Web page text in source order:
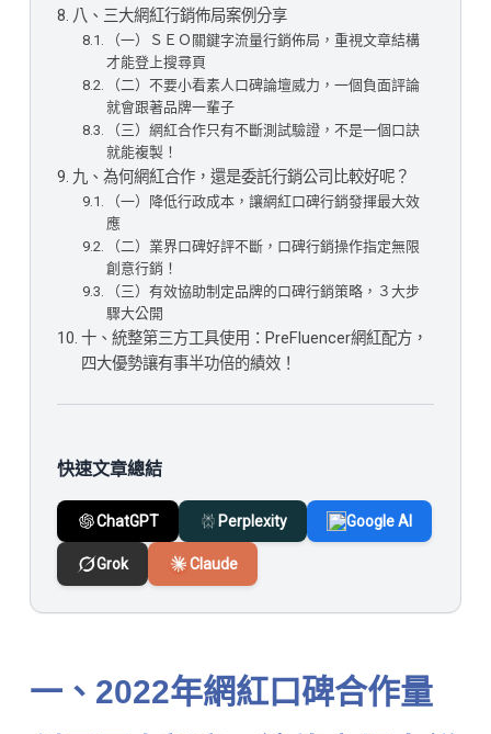
八、三大網紅行銷佈局案例分享
（一）ＳＥＯ關鍵字流量行銷佈局，重視文章結構
才能登上搜尋頁
（二）不要小看素人口碑論壇威力，一個負面評論
就會跟著品牌一輩子
（三）網紅合作只有不斷測試驗證，不是一個口訣
就能複製！
九、為何網紅合作，還是委託行銷公司比較好呢？
（一）降低行政成本，讓網紅口碑行銷發揮最大效
應
（二）業界口碑好評不斷，口碑行銷操作指定無限
創意行銷！
（三）有效協助制定品牌的口碑行銷策略，３大步
驟大公開
十、統整第三方工具使用：PreFluencer網紅配方，
四大優勢讓有事半功倍的績效！
快速文章總結
ChatGPT Perplexity Google AI
Grok Claude
一、2022年網紅口碑合作量